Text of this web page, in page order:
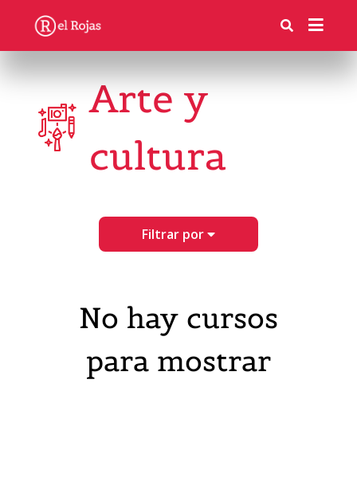
Arte y
cultura
Filtrar por
No hay cursos
para mostrar